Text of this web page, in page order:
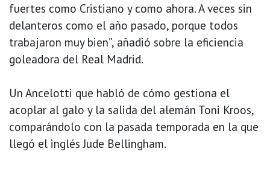
fuertes como Cristiano y como ahora. A veces sin
delanteros como el año pasado, porque todos
trabajaron muy bien”, añadió sobre la eficiencia
goleadora del Real Madrid.
Un Ancelotti que habló de cómo gestiona el
acoplar al galo y la salida del alemán Toni Kroos,
comparándolo con la pasada temporada en la que
llegó el inglés Jude Bellingham.